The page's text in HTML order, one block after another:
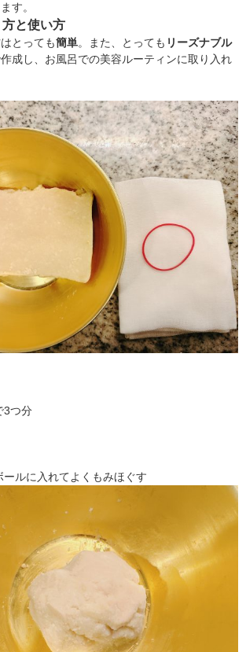
す。
と使い方
とっても簡単。また、とっても リーズナブル
成し、お風呂での美容ルーティンに取り入れ
つ分
ールに入れてよくもみほぐす